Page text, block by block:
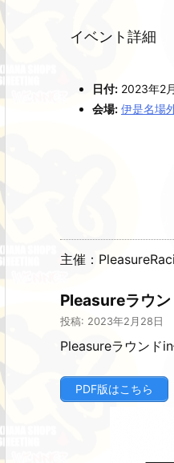
イベント詳細
日付: 2023年2
会場: 伊是名場
主催：
Pleasureラウ
投稿: 2023年2月28日
Pleasureラウンド
PDF版はこちら